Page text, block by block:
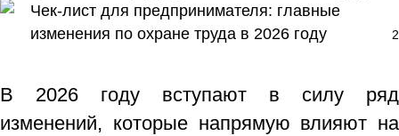
В 2026 году вступают в силу ряд
изменений, которые напрямую влияют на